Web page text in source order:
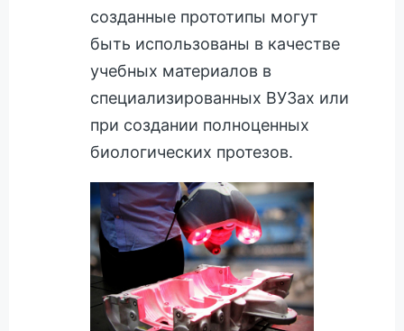
созданные прототипы могут
быть использованы в качестве
учебных материалов в
специализированных ВУЗах или
при создании полноценных
биологических протезов.